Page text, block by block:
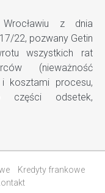
z dnia
22, pozwany Getin
wszystkich rat
(nieważność
kosztami procesu,
części odsetek,
Kredyty frankowe